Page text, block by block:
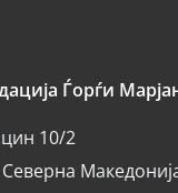
Ѓорѓи
10/2
Северна